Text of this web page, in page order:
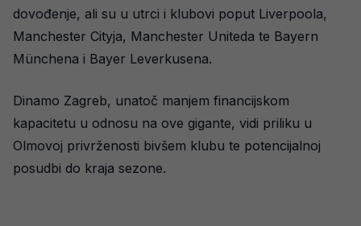
dovođenje, ali su u utrci i klubovi poput Liverpoola,
Manchester Cityja, Manchester Uniteda te Bayern
Münchena i Bayer Leverkusena.
Dinamo Zagreb, unatoč manjem financijskom
kapacitetu u odnosu na ove gigante, vidi priliku u
Olmovoj privrženosti bivšem klubu te potencijalnoj
posudbi do kraja sezone.